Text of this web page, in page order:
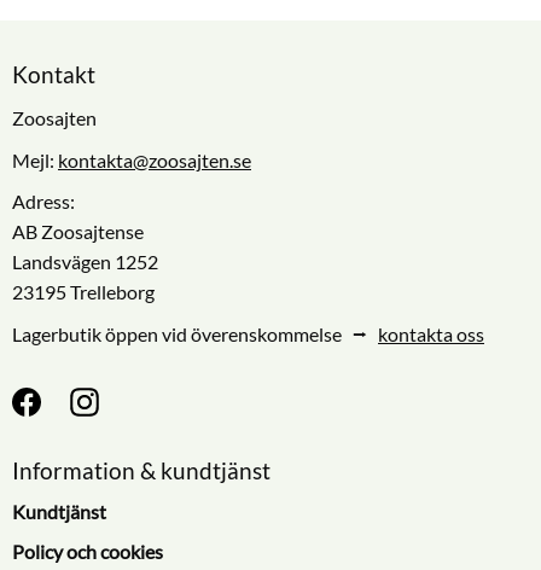
Kontakt
Zoosajten
Mejl: kontakta@zoosajten.se
Adress:
AB Zoosajtense
Landsvägen 1252
23195 Trelleborg
Lagerbutik öppen vid överenskommelse ⭢ kontakta oss
Information & kundtjänst
Kundtjänst
Policy och cookies